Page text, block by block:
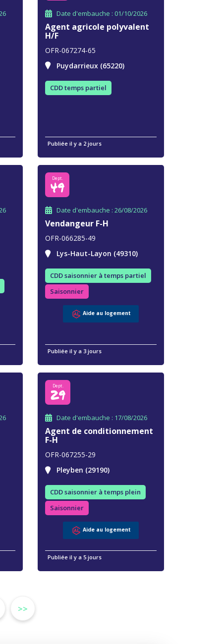
Date d'embauche : 01/10/2026
Agent agricole polyvalent
H/F
OFR-067274-65
Puydarrieux (65220)
CDD temps partiel
Publiée il y a 2 jours
Dept.
49
Date d'embauche : 26/08/2026
Vendangeur F-H
OFR-066285-49
Lys-Haut-Layon (49310)
CDD saisonnier à temps partiel
Saisonnier
Aide au logement
Publiée il y a 3 jours
Dept.
29
Date d'embauche : 17/08/2026
Agent de conditionnement
F-H
OFR-067255-29
Pleyben (29190)
CDD saisonnier à temps plein
Saisonnier
Aide au logement
Publiée il y a 5 jours
>>